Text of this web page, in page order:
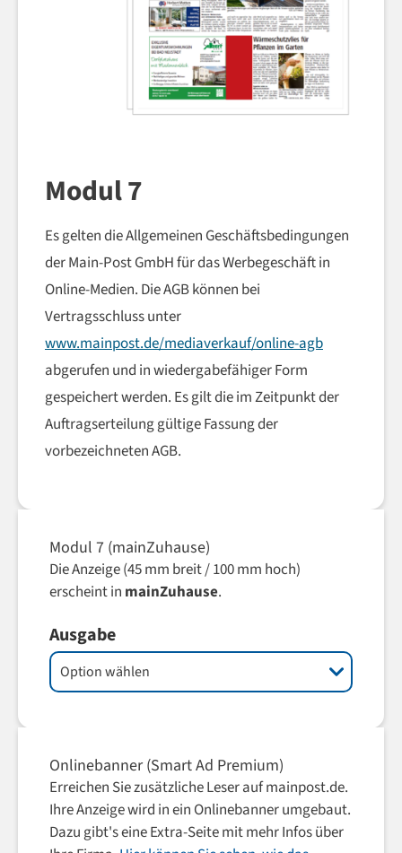
Modul 7
Es gelten die Allgemeinen Geschäftsbedingungen
der Main-Post GmbH für das Werbegeschäft in
Online-Medien. Die AGB können bei
Vertragsschluss unter
www.mainpost.de/mediaverkauf/online-agb
abgerufen und in wiedergabefähiger Form
gespeichert werden. Es gilt die im Zeitpunkt der
Auftragserteilung gültige Fassung der
vorbezeichneten AGB.
Modul 7 (mainZuhause)
Die Anzeige (45 mm breit / 100 mm hoch)
erscheint in mainZuhause.
Ausgabe
Onlinebanner (Smart Ad Premium)
Erreichen Sie zusätzliche Leser auf mainpost.de.
Ihre Anzeige wird in ein Onlinebanner umgebaut.
Dazu gibt's eine Extra-Seite mit mehr Infos über